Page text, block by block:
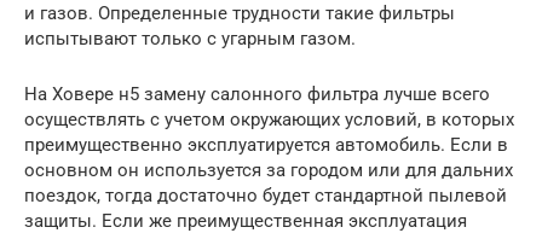
и газов. Определенные трудности такие фильтры
испытывают только с угарным газом.
На Ховере н5 замену салонного фильтра лучше всего
осуществлять с учетом окружающих условий, в которых
преимущественно эксплуатируется автомобиль. Если в
основном он используется за городом или для дальних
поездок, тогда достаточно будет стандартной пылевой
защиты. Если же преимущественная эксплуатация